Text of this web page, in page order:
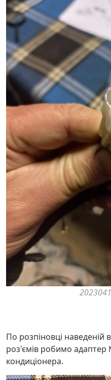
По розпіновці наведеній
роз'ємів робимо адаптер
кондиціонера.